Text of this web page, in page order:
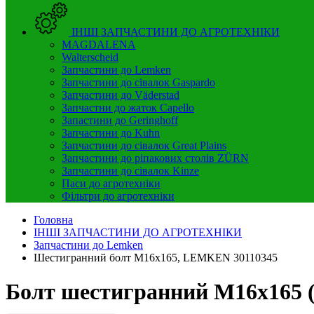
ІНШІ ЗАПЧАСТИНИ ДО АГРОТЕХНІКИ
MAGDALENA
Walterscheid
Запчастини до Lemken
Запчастини до сівалок Gaspardo
Запчастини до Väderstad
Запчастни до жаток Capello
Запастини до Geringhoff
Запчастини до Kuhn
Запчастини до сівалок Great Plains
Запчастини до ріпакових столів ZÜRN
Запчастини до сівалок Kinze
Паси до агротехніки
Фільтри до агротехніки
Головна
ІНШІ ЗАПЧАСТИНИ ДО АГРОТЕХНІКИ
Запчастини до Lemken
Шестигранний болт M16x165, LEMKEN 30110345
Болт шестигранний M16x165